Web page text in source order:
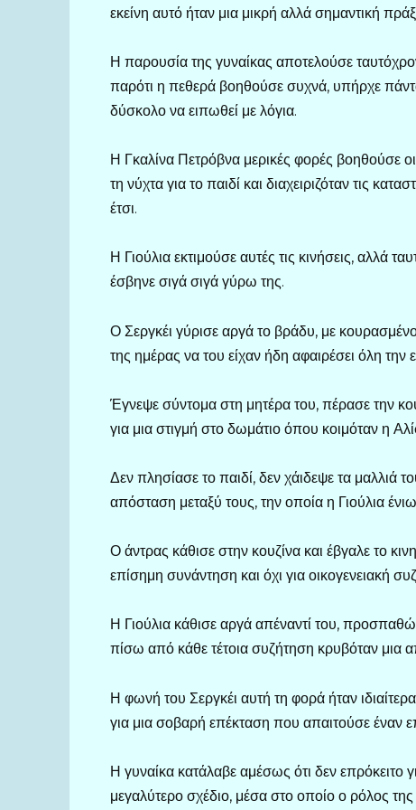
εκείνη αυτό ήταν μια μικρή αλλά σημαντική
Η παρουσία της γυναίκας αποτελούσε
παρότι η πεθερά βοηθούσε συχνά, υπήρχε
δύσκολο να ειπωθεί με λόγια.
Η Γκαλίνα Πετρόβνα μερικές φορές βοηθούσε
τη νύχτα για το παιδί και διαχειριζόταν τις
έτσι.
Η Γιούλια εκτιμούσε αυτές τις κινήσεις, αλλά
έσβηνε σιγά σιγά γύρω της.
Ο Σεργκέι γύρισε αργά το βράδυ, με
της ημέρας να του είχαν ήδη αφαιρέσει όλη την
Έγνεψε σύντομα στη μητέρα του, πέρασε την
για μια στιγμή στο δωμάτιο όπου κοιμόταν η
Δεν πλησίασε το παιδί, δεν χάιδεψε τα μαλλιά
απόσταση μεταξύ τους, την οποία η Γιούλια
Ο άντρας κάθισε στην κουζίνα και έβγαλε το
επίσημη συνάντηση και όχι για οικογενειακή
Η Γιούλια κάθισε αργά απέναντί του,
πίσω από κάθε τέτοια συζήτηση κρυβόταν μια
Η φωνή του Σεργκέι αυτή τη φορά ήταν
για μια σοβαρή επέκταση που απαιτούσε έναν
Η γυναίκα κατάλαβε αμέσως ότι δεν επρόκειτο
μεγαλύτερο σχέδιο, μέσα στο οποίο ο ρόλος